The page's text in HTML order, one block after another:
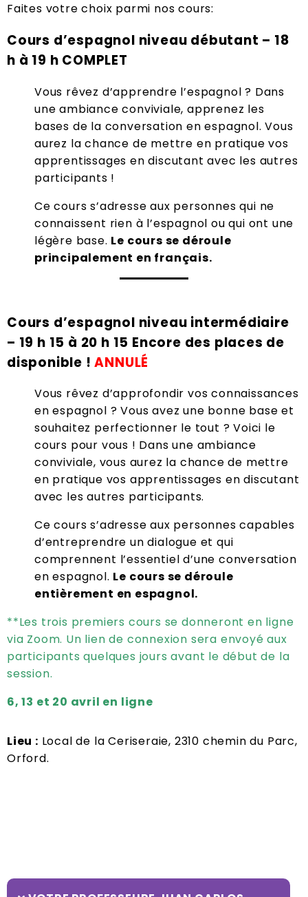
Faites votre choix parmi nos cours:
Cours d’espagnol niveau débutant – 18
h à 19 h COMPLET
Vous rêvez d’apprendre l’espagnol ? Dans
une ambiance conviviale, apprenez les
bases de la conversation en espagnol. Vous
aurez la chance de mettre en pratique vos
apprentissages en discutant avec les autres
participants !
Ce cours s’adresse aux personnes qui ne
connaissent rien à l’espagnol ou qui ont une
légère base. Le cours se déroule
principalement en français.
Cours d’espagnol niveau intermédiaire
– 19 h 15 à 20 h 15 Encore des places de
disponible !ANNULÉ
Vous rêvez d’approfondir vos connaissances
en espagnol ? Vous avez une bonne base et
souhaitez perfectionner le tout ? Voici le
cours pour vous ! Dans une ambiance
conviviale, vous aurez la chance de mettre
en pratique vos apprentissages en discutant
avec les autres participants.
Ce cours s’adresse aux personnes capables
d’entreprendre un dialogue et qui
comprennent l’essentiel d’une conversation
en espagnol. Le cours se déroule
entièrement en espagnol.
**Les trois premiers cours se donneront en ligne
via Zoom. Un lien de connexion sera envoyé aux
participants quelques jours avant le début de la
session.
6, 13 et 20 avril en ligne
Lieu : Local de la Ceriseraie, 2310 chemin du Parc,
Orford.